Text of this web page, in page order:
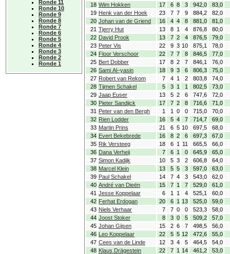
Ronde 11
Ronde 10
Ronde 9
Ronde 8
Ronde 7
Ronde 6
Ronde 5
Ronde 4
Ronde 3
Ronde 2
Ronde 1
18 Wim Hokken 17 6 8 3 942,0
83,0
19 Henk van der Hoek 23 7 7 9 884,2
82,0
20 Johan van de Griend 16 4 4 8 881,0
81,0
21 Tjerry Hut 13 8 1 4 876,8
80,0
22 David Prook 13 7 2 4 876,5
79,0
23 Peter Vis 22 9 3 10 875,1
78,0
24 Floor Verschoor 22 7 7 8 846,5
77,0
25 Bert Dobber 17 8 2 7 846,1
76,0
26 Sami Al−yasin 18 9 3 6 806,3
75,0
27 Robert van Rekom 7 4 1 2 803,8
74,0
28 Tijmen Schakel 5 3 1 1 802,5
73,0
29 Jaap Euser 13 5 2 6 747,6
72,0
30 Pieter Sandijck 17 7 2 8 716,6
71,0
31 Peter van den Bergh 1 1 0 0 715,0
70,0
32 Rien Lodder 16 5 4 7 714,7
69,0
33 Martin Prins 21 6 5 10 697,5
68,0
34 Evert Bekebrede 16 8 2 6 697,3
67,0
35 Rik Versteeg 18 6 1 11 665,5
66,0
36 Dana Verheij 7 6 1 0 645,9
65,0
37 Simon Kadijk 10 5 3 2 606,8
64,0
38 Marcel Klein 13 5 5 3 597,0
63,0
39 Paul Schakel 14 7 4 3 543,0
62,0
40 André van Dieën 15 7 1 7 529,0
61,0
41 Jesse Koppelaar 6 1 1 4 525,1
60,0
42 Ferhat Erdogan 20 6 1 13 525,0
59,0
43 Niels Verhaar 7 7 0 0 523,3
58,0
44 Joost Stoker 8 3 0 5 509,2
57,0
45 Johan Gijsen 15 2 6 7 498,5
56,0
46 Leo Koppelaar 22 5 5 12 472,6
55,0
47 Cees van de Linde 12 3 4 5 464,5
54,0
48 Klaus Drägestein 22 7 1 14 461,2
53,0